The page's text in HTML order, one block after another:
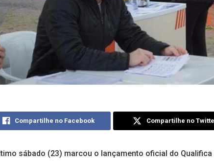
Compartilhe no Facebook Compartilhe no
sábado (23) marcou o lançamento oficial do